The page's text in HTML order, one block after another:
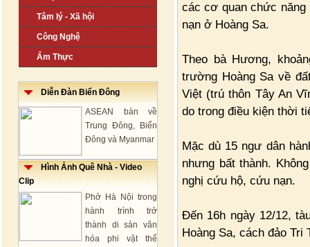
Tâm lý - Xã hội
Công Nghệ
Ẩm Thực
Diễn Đàn Biển Đông
ASEAN bàn về
Trung Đông, Biển
Đông và Myanmar
Hình Ảnh Quê Nhà - Video
Clip
Phở Hà Nội trong
hành trình trở
thành di sản văn
hóa phi vật thể
các cơ quan chức
nạn ở Hoàng Sa.
Theo bà Hương,
trường Hoàng Sa về
Việt (trú thôn Tây An
do trong điều kiện thời
Mặc dù 15 ngư dân
nhưng bất thành.
nghị cứu hộ, cứu nạn.
Đến 16h ngày 12/12,
Hoàng Sa, cách đảo Tri